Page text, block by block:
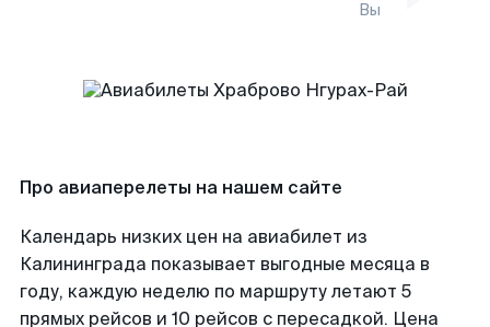
Вы
Про авиаперелеты на нашем сайте
Календарь низких цен на авиабилет из
Калининграда показывает выгодные месяца в
году, каждую неделю по маршруту летают 5
прямых рейсов и 10 рейсов с пересадкой. Цена